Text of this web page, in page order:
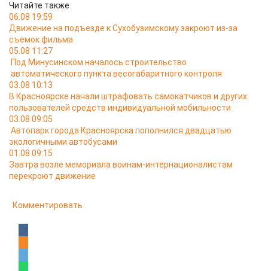
Читайте также
06.08 19:59
Движение на подъезде к Сухобузимскому закроют из-за
съёмок фильма
05.08 11:27
Под Минусинском началось строительство
автоматического пункта весогабаритного контроля
03.08 10:13
В Красноярске начали штрафовать самокатчиков и других
пользователей средств индивидуальной мобильности
03.08 09:05
Автопарк города Красноярска пополнился двадцатью
экологичными автобусами
01.08 09:15
Завтра возле мемориала воинам-интернационалистам
перекроют движение
Комментировать